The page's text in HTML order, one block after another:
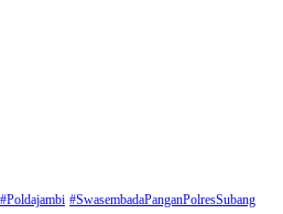
#Poldajambi #SwasembadaPanganPolresSubang